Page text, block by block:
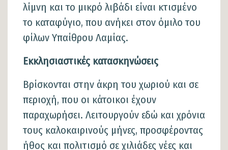
λίμνη και το μικρό λιβάδι είναι κτισμένο
το καταφύγιο, που ανήκει στον όμιλο του
φίλων Υπαίθρου Λαμίας.
Εκκλησιαστικές κατασκηνώσεις
Βρίσκονται στην άκρη του χωριού και σε
περιοχή, που οι κάτοικοι έχουν
παραχωρήσει. Λειτουργούν εδώ και χρόνια
τους καλοκαιρινούς μήνες, προσφέροντας
ήθος και πολιτισμό σε χιλιάδες νέες και